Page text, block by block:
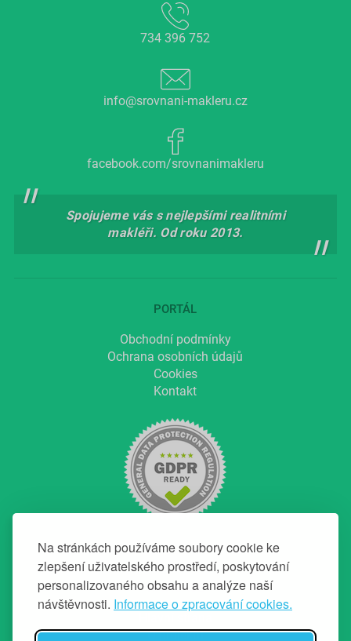
Na stránkách používáme soubory cookie ke
zlepšení uživatelského prostředí, poskytování
personalizovaného obsahu a analýze naší
návštěvnosti. Informace o zpracování cookies.
734 396 752
info@srovnani-makleru.cz
facebook.com/srovnanimakleru
Spojujeme vás s nejlepšími realitními
makléři. Od roku 2013.
PORTÁL
Obchodní podmínky
Ochrana osobních údajů
Cookies
Kontakt
NAVIGACE
O projektu